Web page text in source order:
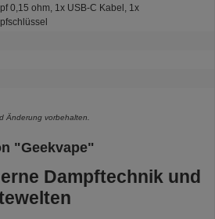
0,15 ohm, 1x USB-C Kabel, 1x
Änderung vorbehalten.
"Geekvape"
Dampftechnik und